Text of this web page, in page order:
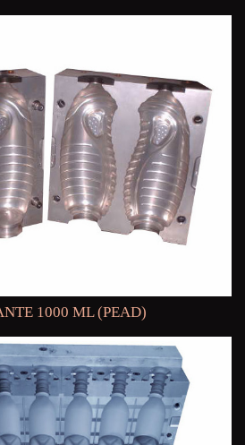
1000 ML (PEAD)